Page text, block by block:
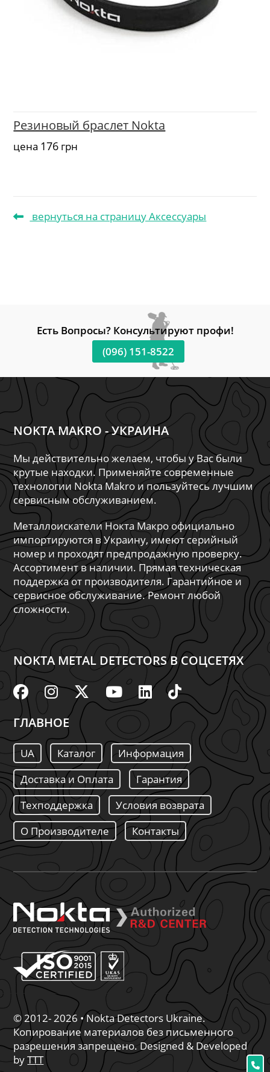
Резиновый браслет Nokta
цена 176 грн
вернуться на страницу Аксессуары
Есть Вопросы? Консультируют профи!
(096) 151-8522
NOKTA MAKRO - УКРАИНА
Мы действительно желаем, чтобы у Вас были
крутые находки. Применяйте современные
технологии Nokta Makro и пользуйтесь лучшим
сервисным обслуживанием.
Металлоискатели Нокта Макро официально
импортируются в Украину, имеют серийный
номер и проходят предпродажную проверку.
Ассортимент в наличии. Прямая техническая
поддержка от производителя. Гарантийное и
сервисное обслуживание. Ремонт любой
сложности.
NOKTA METAL DETECTORS В СОЦСЕТЯХ
ГЛАВНОЕ
UA Каталог
Информация
Доставка и Оплата
Гарантия
Техподдержка
Условия возврата
О Производителе
Контакты
© 2012- 2026 • Nokta Detectors Ukraine.
Копирование материалов без письменного
разрешения запрещено. Designed & Developed
byTTT